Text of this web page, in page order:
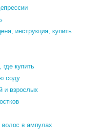
инструкция, купить
купить
соду
и взрослых
в ампулах